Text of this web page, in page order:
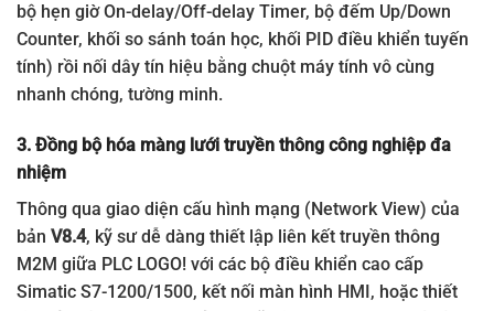
bộ hẹn giờ On-delay/Off-delay Timer, bộ đếm Up/Down
Counter, khối so sánh toán học, khối PID điều khiển tuyến
tính) rồi nối dây tín hiệu bằng chuột máy tính vô cùng
nhanh chóng, tường minh.
3. Đồng bộ hóa màng lưới truyền thông công nghiệp đa
nhiệm
Thông qua giao diện cấu hình mạng (Network View) của
bản V8.4, kỹ sư dễ dàng thiết lập liên kết truyền thông
M2M giữa PLC LOGO! với các bộ điều khiển cao cấp
Simatic S7-1200/1500, kết nối màn hình HMI, hoặc thiết